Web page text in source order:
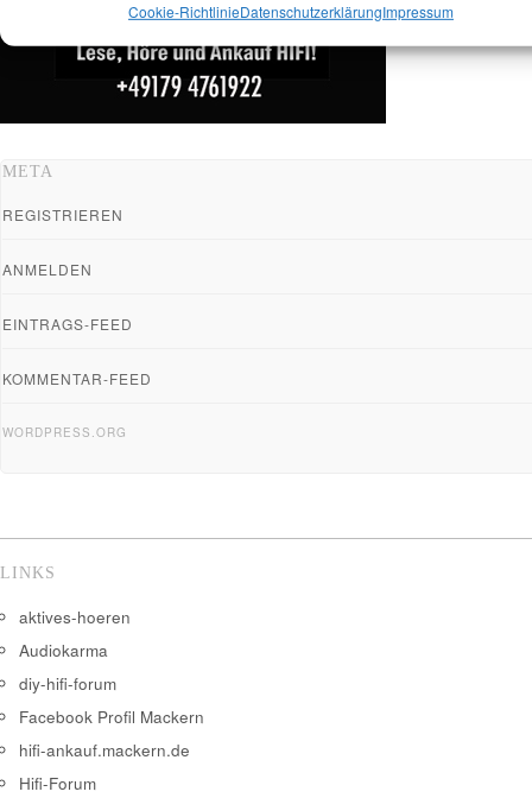
Cookie-RichtlinieDatenschutzerklärungImpressum
META
REGISTRIEREN
ANMELDEN
EINTRAGS-FEED
KOMMENTAR-FEED
WORDPRESS.ORG
LINKS
aktives-hoeren
Audiokarma
diy-hifi-forum
Facebook Profil Mackern
hifi-ankauf.mackern.de
Hifi-Forum